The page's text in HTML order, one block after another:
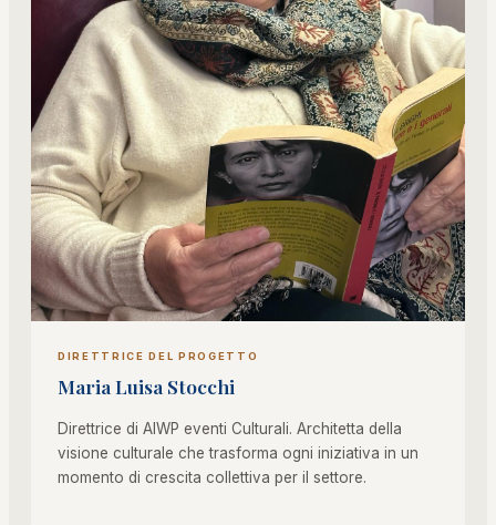
DIRETTRICE DEL PROGETTO
Maria Luisa Stocchi
Direttrice di AIWP eventi Culturali. Architetta della
visione culturale che trasforma ogni iniziativa in un
momento di crescita collettiva per il settore.